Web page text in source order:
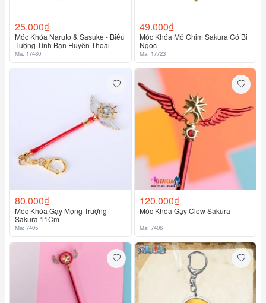
25.000₫
Móc Khóa Naruto & Sasuke - Biểu
Tượng Tình Bạn Huyền Thoại
Mã: 17480
49.000₫
Móc Khóa Mỏ Chim Sakura Có Bi
Ngọc
Mã: 17723
80.000₫
Móc Khóa Gậy Mộng Trượng
Sakura 11Cm
Mã: 7405
120.000₫
Móc Khóa Gậy Clow Sakura
Mã: 7406